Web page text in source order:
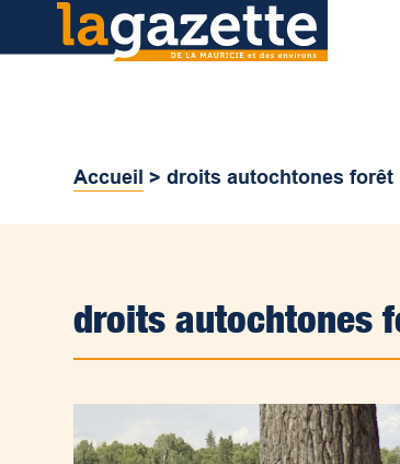
Accueil >droits autochtones forêt
droits autochtones